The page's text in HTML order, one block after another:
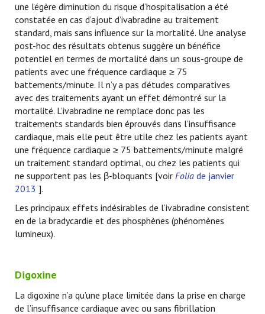
une légère diminution du risque d’hospitalisation a été
constatée en cas d’ajout d’ivabradine au traitement
standard, mais sans influence sur la mortalité. Une analyse
post-hoc des résultats obtenus suggère un bénéfice
potentiel en termes de mortalité dans un sous-groupe de
patients avec une fréquence cardiaque ≥ 75
battements/minute. Il n’y a pas d’études comparatives
avec des traitements ayant un effet démontré sur la
mortalité. L’ivabradine ne remplace donc pas les
traitements standards bien éprouvés dans l’insuffisance
cardiaque, mais elle peut être utile chez les patients ayant
une fréquence cardiaque ≥ 75 battements/minute malgré
un traitement standard optimal, ou chez les patients qui
ne supportent pas les β-bloquants [voir Folia de janvier
2013 ].
Les principaux effets indésirables de l’ivabradine consistent
en de la bradycardie et des phosphènes (phénomènes
lumineux).
Digoxine
La digoxine n’a qu’une place limitée dans la prise en charge
de l’insuffisance cardiaque avec ou sans fibrillation